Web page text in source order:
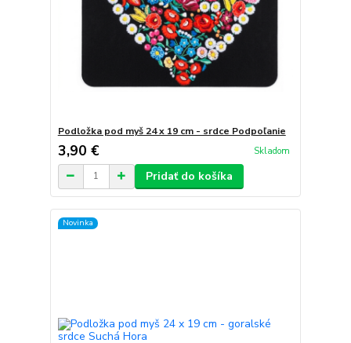
Podložka pod myš 24 x 19 cm - srdce Podpoľanie
3,90 € Skladom
Pridať do košíka
Novinka